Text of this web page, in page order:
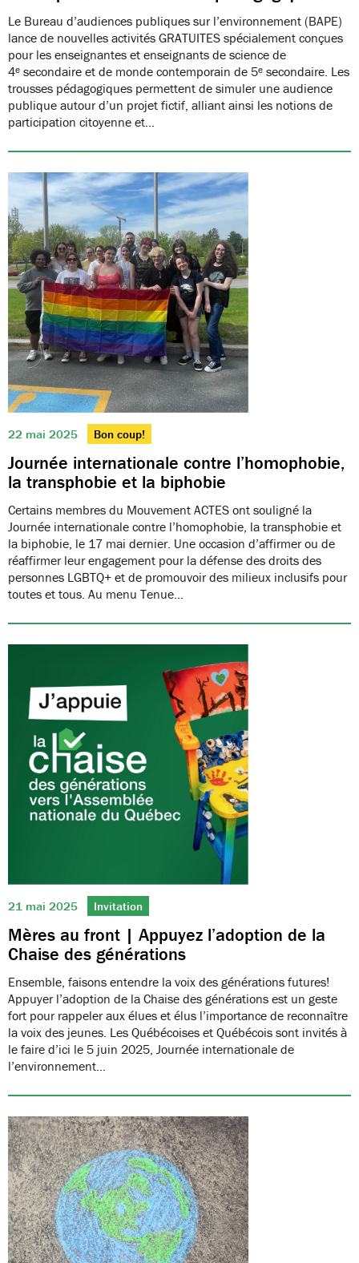
Le Bureau d’audiences publiques sur l’environnement (BAPE)
lance de nouvelles activités GRATUITES spécialement conçues
pour les enseignantes et enseignants de science de
4ᵉ secondaire et de monde contemporain de 5ᵉ secondaire. Les
trousses pédagogiques permettent de simuler une audience
publique autour d’un projet fictif, alliant ainsi les notions de
participation citoyenne et…
22 mai 2025 Bon coup!
Journée internationale contre l’homophobie,
la transphobie et la biphobie
Certains membres du Mouvement ACTES ont souligné la
Journée internationale contre l’homophobie, la transphobie et
la biphobie, le 17 mai dernier. Une occasion d’affirmer ou de
réaffirmer leur engagement pour la défense des droits des
personnes LGBTQ+ et de promouvoir des milieux inclusifs pour
toutes et tous. Au menu Tenue…
21 mai 2025 Invitation
Mères au front | Appuyez l’adoption de la
Chaise des générations
Ensemble, faisons entendre la voix des générations futures!
Appuyer l’adoption de la Chaise des générations est un geste
fort pour rappeler aux élues et élus l’importance de reconnaître
la voix des jeunes. Les Québécoises et Québécois sont invités à
le faire d’ici le 5 juin 2025, Journée internationale de
l’environnement…